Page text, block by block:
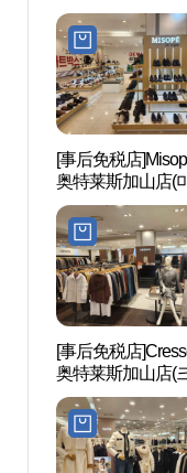
대아울렛 가산점)
[事后免税店
奥特莱斯加山店(
현대아울렛 가산
[事后免税店
奥特莱斯加山店(
현대아울렛 가산